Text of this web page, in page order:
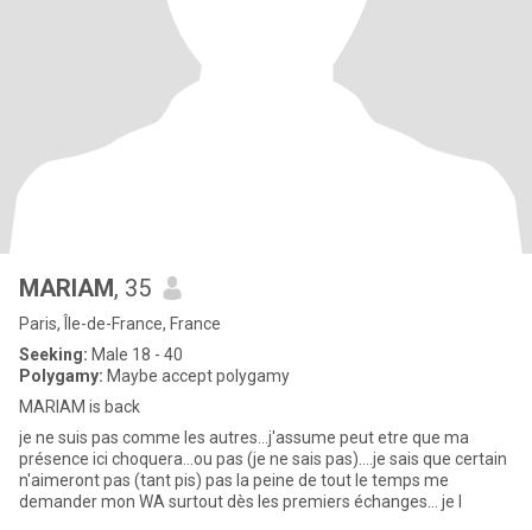
MARIAM, 35
Paris, Île-de-France, France
Seeking: Male 18 - 40
Polygamy: Maybe accept polygamy
MARIAM is back
je ne suis pas comme les autres...j'assume peut etre que ma
présence ici choquera...ou pas (je ne sais pas)....je sais que certain
n'aimeront pas (tant pis) pas la peine de tout le temps me
demander mon WA surtout dès les premiers échanges... je l